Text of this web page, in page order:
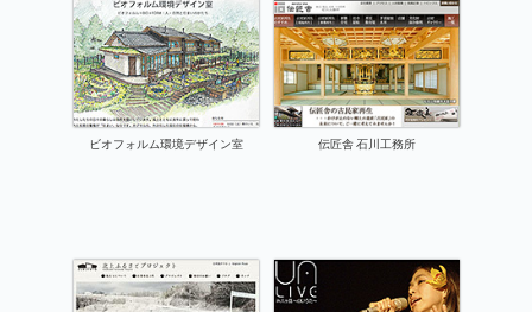
ビオフォルム環境デザイン室 伝匠舎 石川工務所